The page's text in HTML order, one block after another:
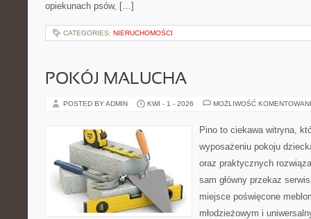
opiekunach psów, […]
CATEGORIES: NIERUCHOMOŚCI
POKÓJ MALUCHA
POSTED BY ADMIN KWI - 1 - 2026 MOŻLIWOŚĆ
Pino to ciekawa witryna,
wyposażeniu pokoju
oraz praktycznych
sam główny przekaz
miejsce poświęcone
młodzieżowym i